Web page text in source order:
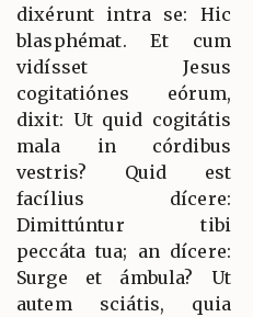
dixérunt intra se: Hic
blasphémat. Et cum
vidísset Jesus
cogitatiónes eórum,
dixit: Ut quid cogitátis
mala in córdibus
vestris? Quid est
facílius dícere:
Dimittúntur tibi
peccáta tua; an dícere:
Surge et ámbula? Ut
autem sciátis, quia